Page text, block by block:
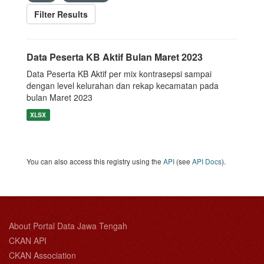
Filter Results
Data Peserta KB Aktif Bulan Maret 2023
Data Peserta KB Aktif per mix kontrasepsi sampai
dengan level kelurahan dan rekap kecamatan pada
bulan Maret 2023
XLSX
You can also access this registry using the API (see API Docs).
About Portal Data Jawa Tengah
CKAN API
CKAN Association